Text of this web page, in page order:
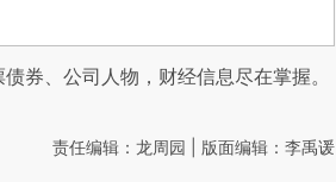
券、公司人物，财经信息尽在掌握。
责任编辑：龙周园 | 版面编辑：李禹谖